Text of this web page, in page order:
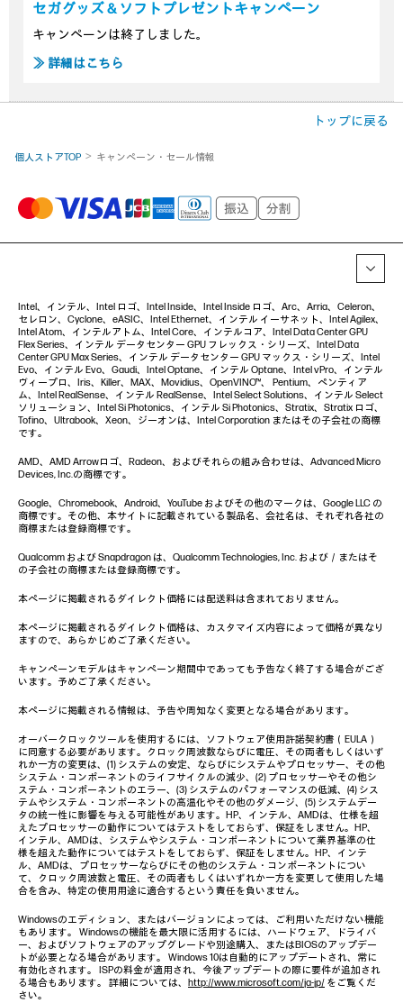
セガグッズ＆ソフトプレゼントキャンペーン
キャンペーンは終了しました。
≫ 詳細はこちら
トップに戻る
個人ストアTOP キャンペーン・セール情報
Intel、インテル、Intel ロゴ、Intel Inside、Intel Inside ロゴ、Arc、Arria、Celeron、
セレロン、Cyclone、eASIC、Intel Ethernet、インテル イーサネット、Intel Agilex、
Intel Atom、インテルアトム、Intel Core、インテルコア、Intel Data Center GPU
Flex Series、インテル データセンター GPU フレックス・シリーズ、Intel Data
Center GPU Max Series、インテル データセンター GPU マックス・シリーズ、Intel
Evo、インテル Evo、Gaudi、Intel Optane、インテル Optane、Intel vPro、インテル
ヴィープロ、Iris、Killer、MAX、Movidius、OpenVINO™、 Pentium、ペンティア
ム、Intel RealSense、インテル RealSense、Intel Select Solutions、インテル Select
ソリューション、Intel Si Photonics、インテル Si Photonics、Stratix、Stratix ロゴ、
Tofino、Ultrabook、Xeon、ジーオンは、Intel Corporation またはその子会社の商標
です。
AMD、AMD Arrowロゴ、Radeon、およびそれらの組み合わせは、Advanced Micro
Devices, Inc.の商標です。
Google、Chromebook、Android、YouTube およびその他のマークは、Google LLC の
商標です。その他、本サイトに記載されている製品名、会社名は、それぞれ各社の
商標または登録商標です。
Qualcomm および Snapdragon は、Qualcomm Technologies, Inc. および／またはそ
の子会社の商標または登録商標です。
本ページに掲載されるダイレクト価格には配送料は含まれておりません。
本ページに掲載されるダイレクト価格は、カスタマイズ内容によって価格が異なり
ますので、あらかじめご了承ください。
キャンペーンモデルはキャンペーン期間中であっても予告なく終了する場合がござ
います。予めご了承ください。
本ページに掲載される情報は、予告や周知なく変更となる場合があります。
オーバークロックツールを使用するには、ソフトウェア使用許諾契約書（EULA）
に同意する必要があります。クロック周波数ならびに電圧、その両者もしくはいず
れか一方の変更は、(1) システムの安定、ならびにシステムやプロセッサー、その他
システム・コンポーネントのライフサイクルの減少、(2) プロセッサーやその他シ
ステム・コンポーネントのエラー、(3) システムのパフォーマンスの低減、(4) シス
テムやシステム・コンポーネントの高温化やその他のダメージ、(5) システムデー
タの統一性に影響を与える可能性があります。HP、インテル、AMDは、仕様を超
えたプロセッサーの動作についてはテストをしておらず、保証をしません。HP、
インテル、AMDは、システムやシステム・コンポーネントについて業界基準の仕
様を超えた動作についてはテストをしておらず、保証をしません。HP、インテ
ル、AMDは、プロセッサーならびにその他のシステム・コンポーネントについ
て、クロック周波数と電圧、その両者もしくはいずれか一方を変更して使用した場
合を含み、特定の使用用途に適合するという責任を負いません。
Windowsのエディション、またはバージョンによっては、ご利用いただけない機能
もあります。 Windowsの機能を最大限に活用するには、ハードウェア、ドライバ
ー、およびソフトウェアのアップグレードや別途購入、またはBIOSのアップデー
トが必要となる場合があります。 Windows 10は自動的にアップデートされ、常に
有効化されます。 ISPの料金が適用され、今後アップデートの際に要件が追加され
る場合もあります。 詳細については、 http://www.microsoft.com/ja-jp/ をご覧くだ
さい。